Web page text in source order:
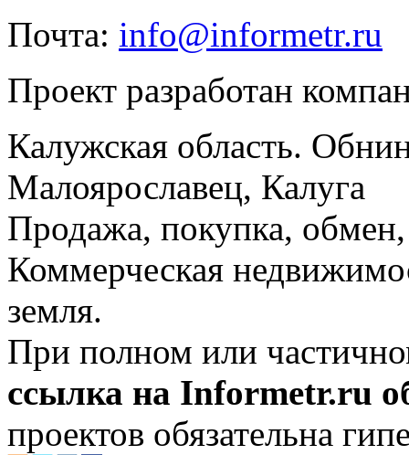
Почта: info@informetr.ru
Проект разработан
Калужская область.
Малоярославец, Калуга
Продажа, покупка, обмен,
Коммерческая
земля.
При полном или
ссылка на Informetr.ru
проектов обязательна